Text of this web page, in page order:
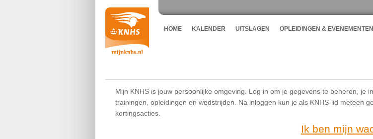
HOME KALENDER UITSLAGEN OPLEIDINGEN & EVENEMENTEN
Mijn KNHS is jouw persoonlijke omgeving. Log in om je gegevens te beheren, je
trainingen, opleidingen en wedstrijden. Na inloggen kun je als KNHS-lid meteen
kortingsacties.
Ik ben mijn